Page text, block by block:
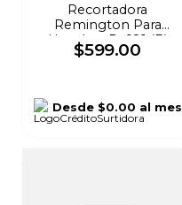
Recortadora
Remington Para
Hombre Pg181 (B)
$599.00
Desde$0.00 al mes